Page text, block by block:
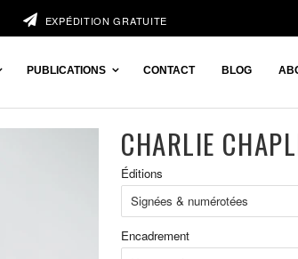
EXPÉDITION GRATUITE
PUBLICATIONS CONTACT BLOG
CHARLIE
Prix
réduit
Éditions
Encadrement